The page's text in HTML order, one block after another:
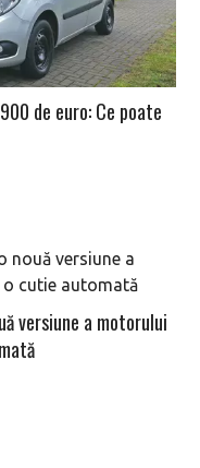
de euro: Ce poate
versiune a motorului